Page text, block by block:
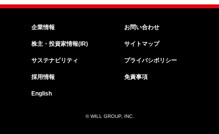
企業情報
株主・投資家情報(IR)
サステナビリティ
採用情報
お問い合わせ
サイトマップ
プライバシポリシー
免責事項
English
© WILL GROUP, INC.